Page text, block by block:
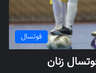
فوتسال
زنان